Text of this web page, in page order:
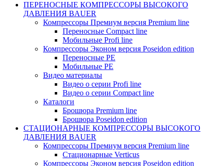
ПЕРЕНОСНЫЕ КОМПРЕССОРЫ ВЫСОКОГО
ДАВЛЕНИЯ BAUER
Компрессоры Премиум версия Premium line
Переносные Compact line
Мобильные Profi line
Компрессоры Эконом версия Poseidon edition
Переносные PE
Мобильные PE
Видео материалы
Видео о серии Profi line
Видео о серии Compact line
Каталоги
Брошюра Premium line
Брошюра Poseidon edition
СТАЦИОНАРНЫЕ КОМПРЕССОРЫ ВЫСОКОГО
ДАВЛЕНИЯ BAUER
Компрессоры Премиум версия Premium line
Стационарные Verticus
Компрессоры Эконом версия Poseidon edition